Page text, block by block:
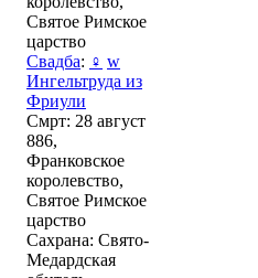
Святое Римское
царство
Свадба: ♀ w
Ингельтруда из
Фриули
Смрт: 28 август
886,
Франковское
королевство,
Святое Римское
царство
Сахрана: Свято-
Медардская